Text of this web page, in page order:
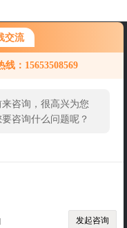
交流
线：15653508569
咨询，很高兴为您
咨询什么问题呢？
发起咨询
15653508569